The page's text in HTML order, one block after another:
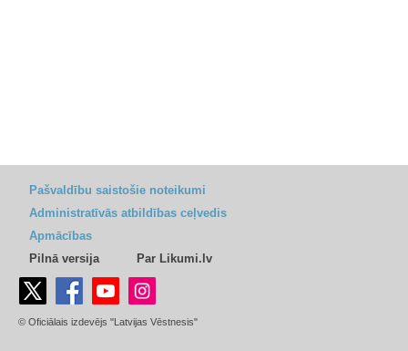
Pašvaldību saistošie noteikumi
Administratīvās atbildības ceļvedis
Apmācības
Pilnā versija
Par Likumi.lv
© Oficiālais izdevējs "Latvijas Vēstnesis"